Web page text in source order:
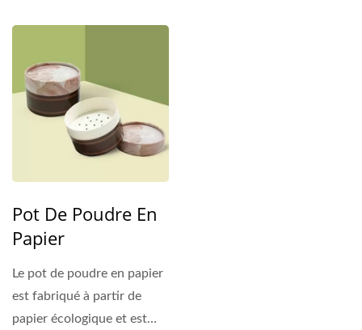
Pot De Poudre En
Papier
Le pot de poudre en papier
est fabriqué à partir de
papier écologique et est